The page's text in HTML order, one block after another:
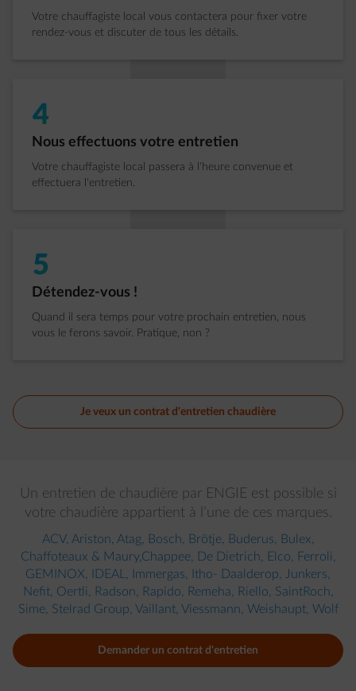
Votre chauffagiste local vous contactera pour fixer votre
rendez-vous et discuter de tous les détails.
4
Étape 4 sur 5:
Nous effectuons votre entretien
Votre chauffagiste local passera à l'heure convenue et
effectuera l'entretien.
5
Étape 5 sur 5:
Détendez-vous !
Quand il sera temps pour votre prochain entretien, nous
vous le ferons savoir. Pratique, non ?
Je veux un contrat d'entretien chaudière
Un entretien de chaudière par ENGIE est possible si
votre chaudière appartient à l’une de ces marques.​
ACV, Ariston, Atag, Bosch, Brötje, Buderus, Bulex,
Chaffoteaux & Maury,Chappee, De Dietrich, Elco, Ferroli,
GEMINOX, IDEAL, Immergas, Itho- Daalderop, Junkers,
Nefit, Oertli, Radson, Rapido, Remeha, Riello, SaintRoch,
Sime, Stelrad Group, Vaillant, Viessmann, Weishaupt, Wolf​
Demander un contrat d'entretien